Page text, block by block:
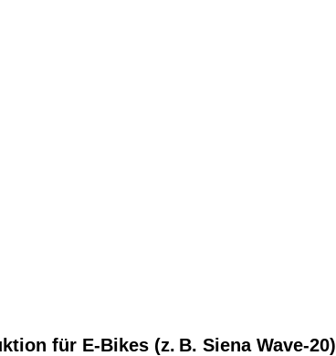
für E-Bikes (z. B. Siena Wave-20)